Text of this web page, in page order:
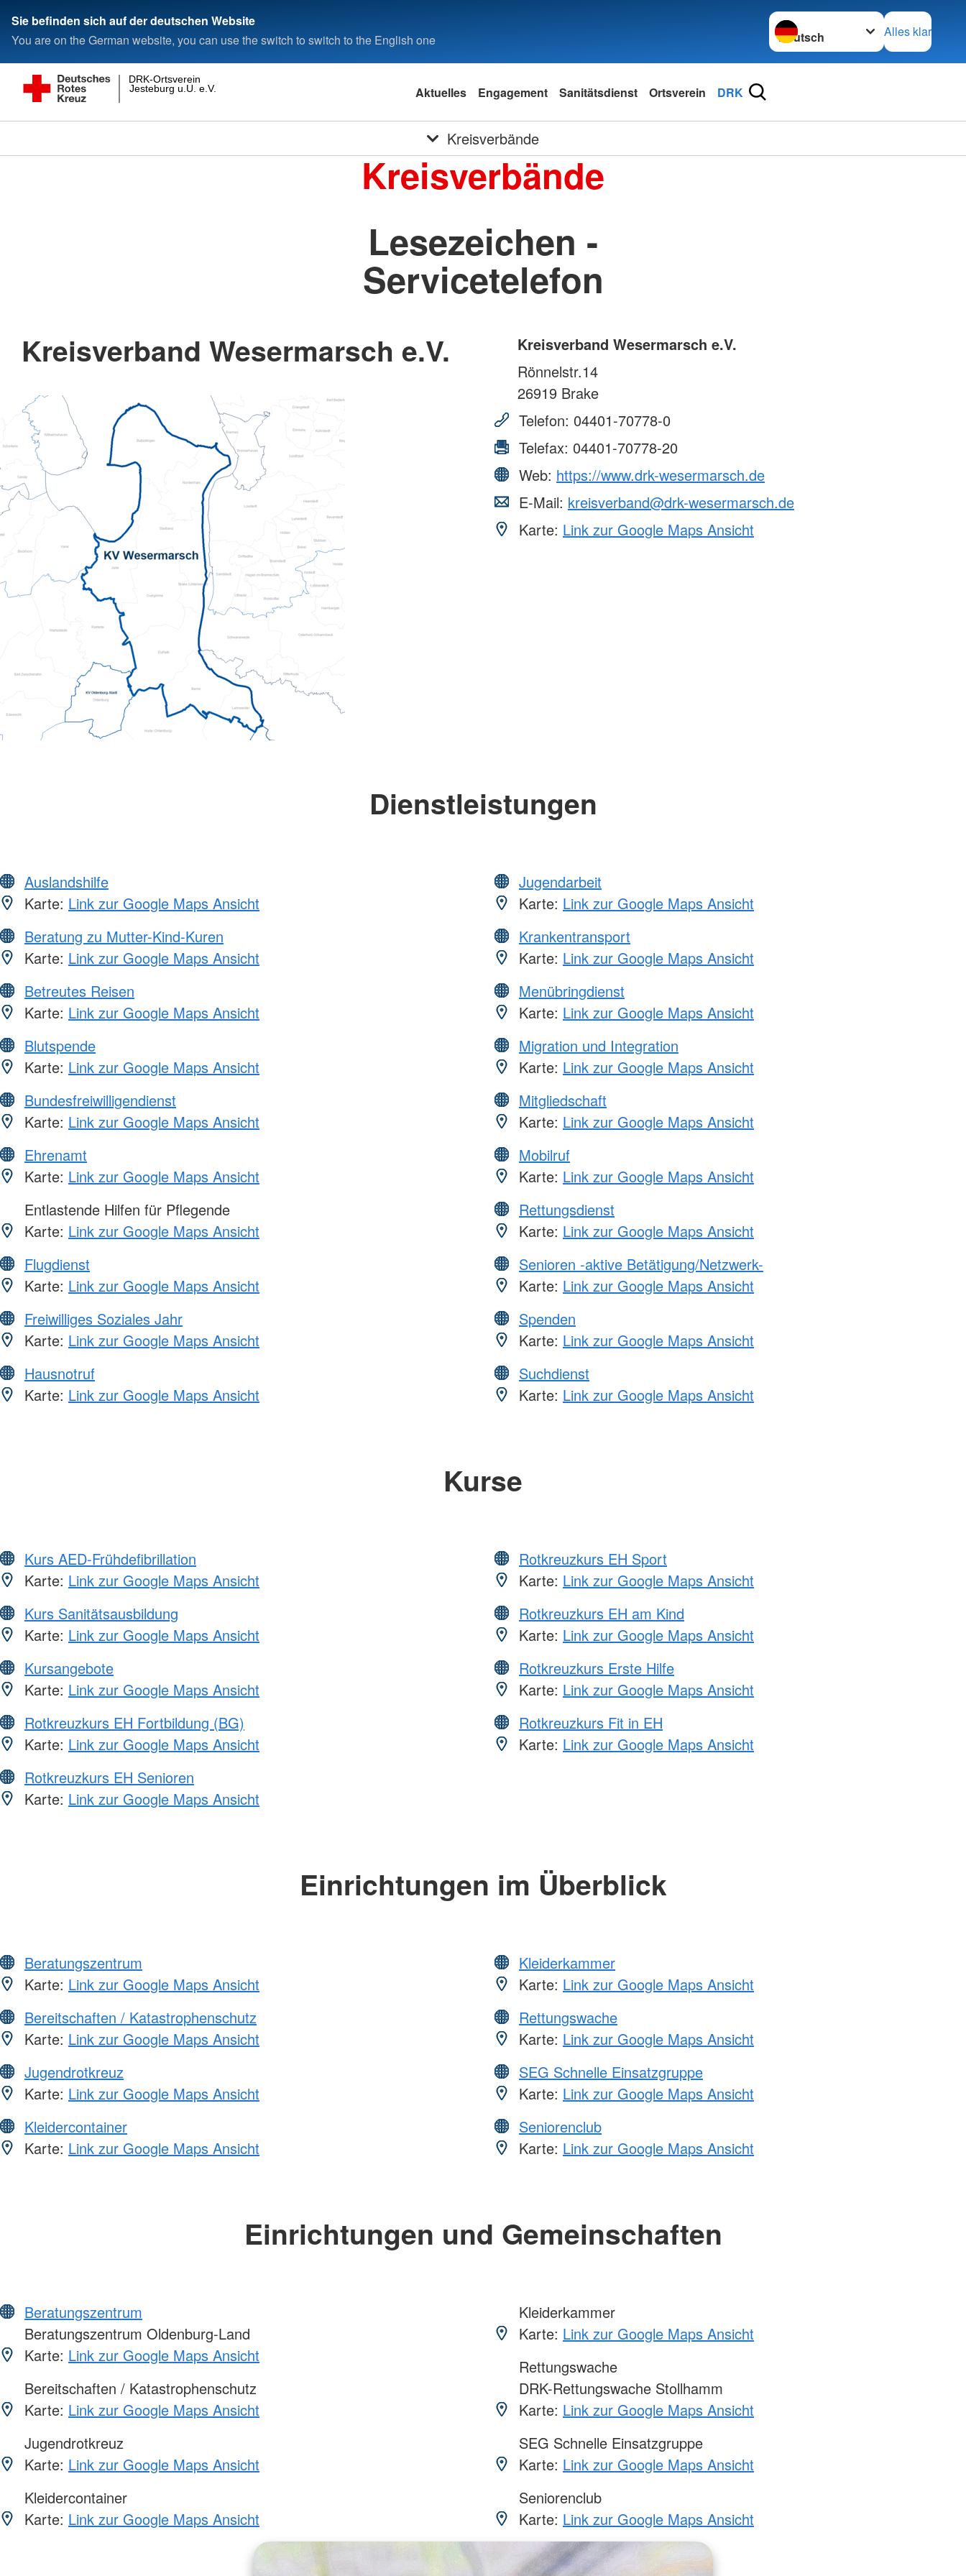
Sie befinden sich auf der deutschen Website
You are on the German website, you can use the switch to switch to the English one
Sprache wechseln zu
Alles klar
Jesteburg u.U. e.V.
DRK-Ortsverein
Aktuelles Engagement Sanitätsdienst Ortsverein DRK
Kreisverbände
Kreisverbände
Lesezeichen -
Servicetelefon
Kreisverband Wesermarsch e.V.
Kreisverband Wesermarsch e.V.
Rönnelstr.14
26919 Brake
Telefon: 04401-70778-0
Telefax: 04401-70778-20
Web: https://www.drk-wesermarsch.de
E-Mail: kreisverband@drk-wesermarsch.de
Karte: Link zur Google Maps Ansicht
Dienstleistungen
Auslandshilfe
Karte: Link zur Google Maps Ansicht
Beratung zu Mutter-Kind-Kuren
Karte: Link zur Google Maps Ansicht
Betreutes Reisen
Karte: Link zur Google Maps Ansicht
Blutspende
Karte: Link zur Google Maps Ansicht
Bundesfreiwilligendienst
Karte: Link zur Google Maps Ansicht
Ehrenamt
Karte: Link zur Google Maps Ansicht
Entlastende Hilfen für Pflegende
Karte: Link zur Google Maps Ansicht
Flugdienst
Karte: Link zur Google Maps Ansicht
Freiwilliges Soziales Jahr
Karte: Link zur Google Maps Ansicht
Hausnotruf
Karte: Link zur Google Maps Ansicht
Jugendarbeit
Karte: Link zur Google Maps Ansicht
Krankentransport
Karte: Link zur Google Maps Ansicht
Menübringdienst
Karte: Link zur Google Maps Ansicht
Migration und Integration
Karte: Link zur Google Maps Ansicht
Mitgliedschaft
Karte: Link zur Google Maps Ansicht
Mobilruf
Karte: Link zur Google Maps Ansicht
Rettungsdienst
Karte: Link zur Google Maps Ansicht
Senioren -aktive Betätigung/Netzwerk-
Karte: Link zur Google Maps Ansicht
Spenden
Karte: Link zur Google Maps Ansicht
Suchdienst
Karte: Link zur Google Maps Ansicht
Kurse
Kurs AED-Frühdefibrillation
Karte: Link zur Google Maps Ansicht
Kurs Sanitätsausbildung
Karte: Link zur Google Maps Ansicht
Kursangebote
Karte: Link zur Google Maps Ansicht
Rotkreuzkurs EH Fortbildung (BG)
Karte: Link zur Google Maps Ansicht
Rotkreuzkurs EH Senioren
Karte: Link zur Google Maps Ansicht
Rotkreuzkurs EH Sport
Karte: Link zur Google Maps Ansicht
Rotkreuzkurs EH am Kind
Karte: Link zur Google Maps Ansicht
Rotkreuzkurs Erste Hilfe
Karte: Link zur Google Maps Ansicht
Rotkreuzkurs Fit in EH
Karte: Link zur Google Maps Ansicht
Einrichtungen im Überblick
Beratungszentrum
Karte: Link zur Google Maps Ansicht
Bereitschaften / Katastrophenschutz
Karte: Link zur Google Maps Ansicht
Jugendrotkreuz
Karte: Link zur Google Maps Ansicht
Kleidercontainer
Karte: Link zur Google Maps Ansicht
Kleiderkammer
Karte: Link zur Google Maps Ansicht
Rettungswache
Karte: Link zur Google Maps Ansicht
SEG Schnelle Einsatzgruppe
Karte: Link zur Google Maps Ansicht
Seniorenclub
Karte: Link zur Google Maps Ansicht
Einrichtungen und Gemeinschaften
Beratungszentrum
Beratungszentrum Oldenburg-Land
Karte: Link zur Google Maps Ansicht
Bereitschaften / Katastrophenschutz
Karte: Link zur Google Maps Ansicht
Jugendrotkreuz
Karte: Link zur Google Maps Ansicht
Kleidercontainer
Karte: Link zur Google Maps Ansicht
Kleiderkammer
Karte: Link zur Google Maps Ansicht
Rettungswache
DRK-Rettungswache Stollhamm
Karte: Link zur Google Maps Ansicht
SEG Schnelle Einsatzgruppe
Karte: Link zur Google Maps Ansicht
Seniorenclub
Karte: Link zur Google Maps Ansicht